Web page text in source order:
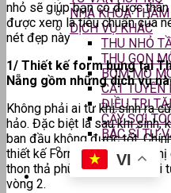
NHA KHOA
DỊCH VỤ KHÁC
THU NHỎ
THU GỌN
BƠM MỠ
CẮT
ĐIỀU TRỊ
CẤY SỢI
BÁC SĨ TƯ
VI
nhỏ sẽ giúp bạn có được
được xem là tiêu chuẩn của
nét đẹp này
1/ Thiết kế form bụng tại
Nẵng gồm những dịch vụ
Không phải ai từ khi sinh ra
hảo. Đặc biệt là sau khi sinh,
ban đầu không được tốt.
thiết kế Form bụng để các
thon thả phù hợp với mọi đối
vòng 2.